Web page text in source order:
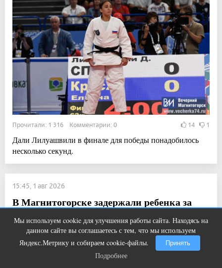
Прочитали: 1 316 Комментарии: 0 14 1
Дали Лилуашвили в финале для победы понадобилось
несколько секунд.
15:45, 1 авг 2026
В Магнитогорске задержали ребенка за
рулем мопеда
Новости
Мы используем cookie для улучшения работы сайта. Находясь на
данном сайте вы соглашаетесь с тем, что мы используем
Яндекс.Метрику и собираем cookie-файлы.
Принять
Подробнее
Ролик из Омска: вы будете смеяться
долго
Подробнее